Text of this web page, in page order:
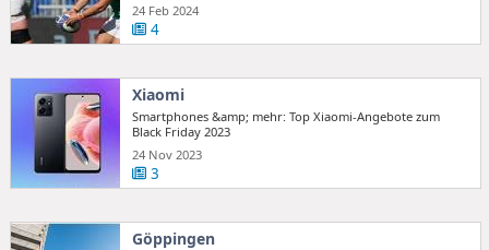
24 Feb 2024
4
Xiaomi
Smartphones &amp; mehr: Top Xiaomi-Angebote zum
Black Friday 2023
24 Nov 2023
3
Göppingen